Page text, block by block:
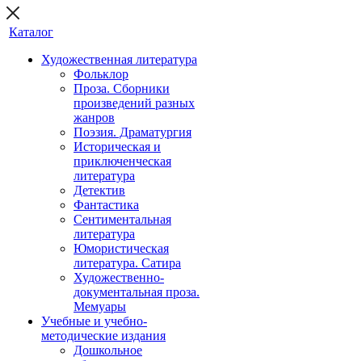
Каталог
Художественная литература
Фольклор
Проза. Сборники
произведений разных
жанров
Поэзия. Драматургия
Историческая и
приключенческая
литература
Детектив
Фантастика
Сентиментальная
литература
Юмористическая
литература. Сатира
Художественно-
документальная проза.
Мемуары
Учебные и учебно-
методические издания
Дошкольное